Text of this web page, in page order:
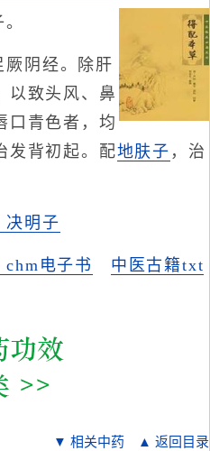
厥阴经。除肝
以致头风、鼻
口青色者，均
发背初起。配地肤子 ，治
决明子
chm电子书
中医古籍txt
▼ 相关中药 ▲ 返回目录